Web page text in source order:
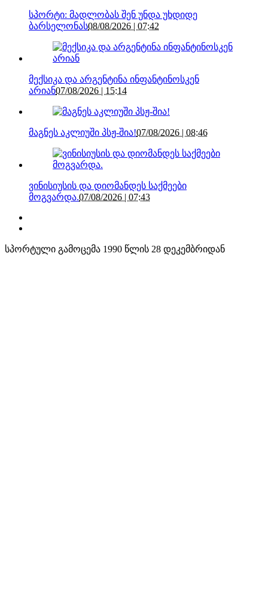
სპორტი: მადლობას შენ უნდა უხდიდე
ბარსელონას08/08/2026 | 07:42
მექსიკა და არგენტინა ინფანტინოსკენ
არიან07/08/2026 | 15:14
მაგნეს აკლიუში პსჟ-შია!07/08/2026 | 08:46
ვინისიუსის და დიომანდეს საქმეები
მოგვარდა.07/08/2026 | 07:43
სპორტული გამოცემა 1990 წლის 28 დეკემბრიდან